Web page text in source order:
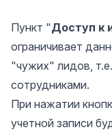
Пункт "Доступ к
ограничивает
"чужих" лидов,
сотрудниками.
При нажатии
учетной записи